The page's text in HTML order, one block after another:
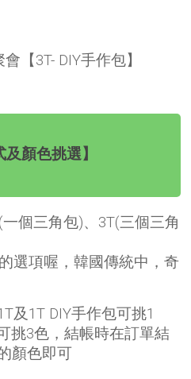
【3T- DIY手作包】
及顏色挑選】
一個三角包)、3T(三個三角
選項喔，韓國傳統中，奇
及1T DIY手作包可挑1
挑3色，結帳時在訂單結
顏色即可